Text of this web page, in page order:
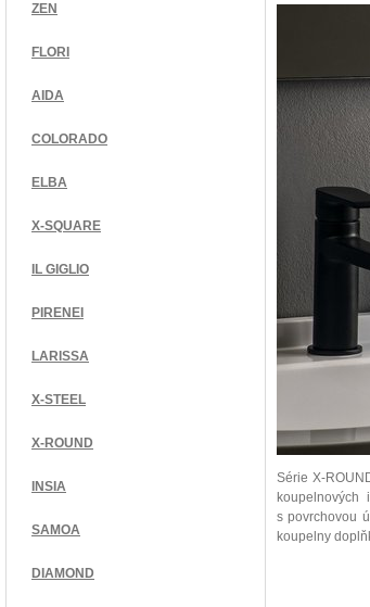
ZEN
FLORI
AIDA
COLORADO
ELBA
X-SQUARE
IL GIGLIO
PIRENEI
LARISSA
X-STEEL
X-ROUND
INSIA
SAMOA
DIAMOND
Série X-
s povrchovou
koupelny